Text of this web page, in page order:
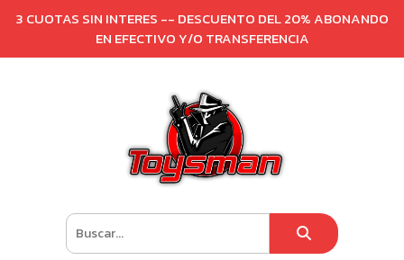
3 CUOTAS SIN INTERES -- DESCUENTO DEL 20% ABONANDO
EN EFECTIVO Y/O TRANSFERENCIA